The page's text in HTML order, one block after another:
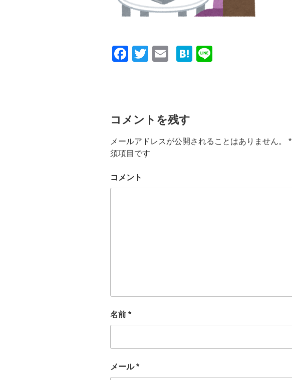
F
b
o
o
T
H
コメントを残す
メールアドレスが公開されることはありません。 *
須項目です
コメント
名前 *
メール*